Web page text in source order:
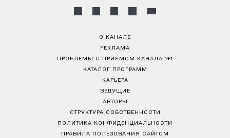
О КАНАЛЕ
РЕКЛАМА
ПРОБЛЕМЫ С ПРИЁМОМ КАНАЛА 1+1
КАТАЛОГ ПРОГРАММ
КАРЬЕРА
ВЕДУЩИЕ
АВТОРЫ
СТРУКТУРА СОБСТВЕННОСТИ
ПОЛИТИКА КОНФИДЕНЦИАЛЬНОСТИ
ПРАВИЛА ПОЛЬЗОВАНИЯ САЙТОМ